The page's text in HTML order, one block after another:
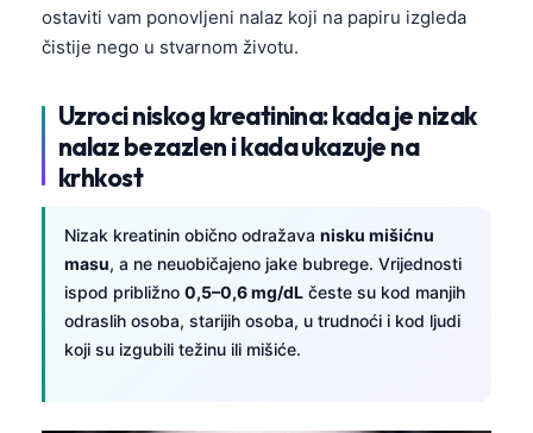
ostaviti vam ponovljeni nalaz koji na papiru izgleda
čistije nego u stvarnom životu.
Uzroci niskog kreatinina: kada je nizak
nalaz bezazlen i kada ukazuje na
krhkost
Nizak kreatinin obično odražava nisku mišićnu
masu, a ne neuobičajeno jake bubrege. Vrijednosti
ispod približno 0,5–0,6 mg/dL česte su kod manjih
odraslih osoba, starijih osoba, u trudnoći i kod ljudi
koji su izgubili težinu ili mišiće.
Afrikaans
Монгол
ພາສາລາວ
Cebuano
ئۇيغۇرچە
Татар теле
Беларуская мова